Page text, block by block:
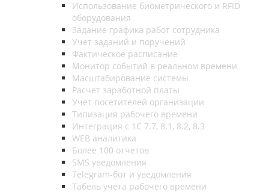
Использование биометрического и RFID
оборудования
Задание графика работ сотрудника
Учет заданий и поручений
Фактическое расписание
Монитор событий в реальном времени
Масштабирование системы
Расчет заработной платы
Учет посетителей организации
Типизация рабочего времени
Интеграция с 1С 7.7, 8.1, 8.2, 8.3
WEB аналитика
Более 100 отчетов
SMS уведомления
Telegram-бот и уведомления
Табель учета рабочего времени